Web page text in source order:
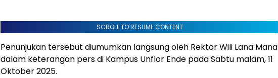
SCROLL TO RESUME CONTENT
Penunjukan tersebut diumumkan langsung oleh Rektor Wili Lana Mana
dalam keterangan pers di Kampus Unflor Ende pada Sabtu malam, 11
Oktober 2025.